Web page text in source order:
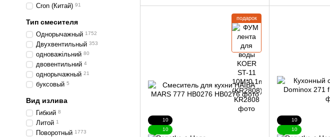
подарок
10
10
10
10
Cron (Китай) 91
Тип смесителя
Однорычажный 1752
Двухвентильный 353
одноважільний 80
двовентильний 4
однорычажный 21
буксовый 5
Вид излива
Гибкий 8
Литой 1
Поворотный 1773